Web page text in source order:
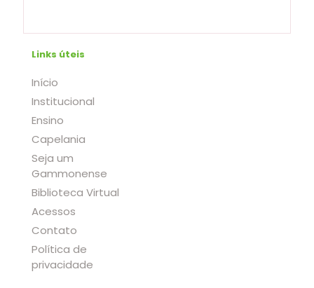
Links úteis
Início
Institucional
Ensino
Capelania
Seja um
Gammonense
Biblioteca Virtual
Acessos
Contato
Política de
privacidade